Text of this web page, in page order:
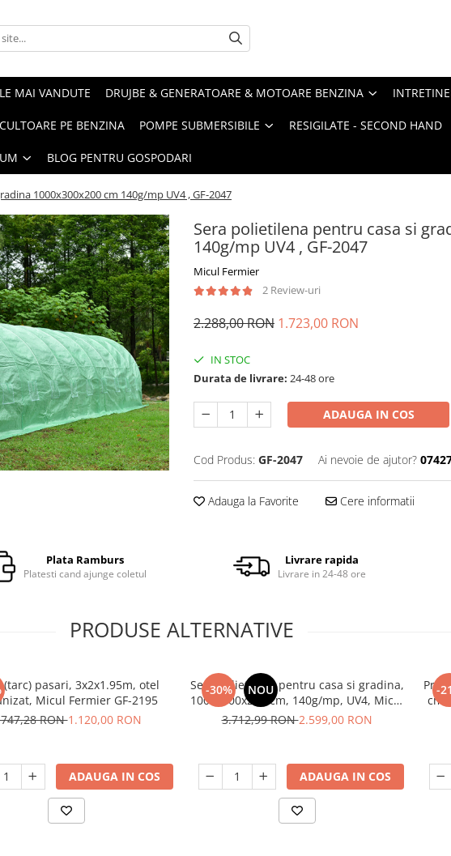
MAI VANDUTE DRUJBE & GENERATOARE & MOTOARE BENZINA
PE BENZINA POMPE SUBMERSIBILE RESIGILATE - SECOND HAND
BLOG PENTRU GOSPODARI
1000x300x200 cm 140g/mp UV4 , GF-2047
Sera polietilena pentru casa si
140g/mp UV4 , GF-2047
Micul Fermier
2 Review-uri
2.288,00 RON 1.723,00 RON
IN STOC
Durata de livrare: 24-48 ore
ADAUGA IN COS
Cod Produs: GF-2047 Ai nevoie de ajutor?
Adauga la Favorite Cere informatii
Plata Ramburs
Platesti cand ajunge coletul
Livrare rapida
Livrare in 24-48 ore
PRODUSE ALTERNATIVE
(tarc) pasari, 3x2x1.95m, otel
Micul Fermier GF-2195
RON1.120,00 RON
ADAUGA IN COS
-30% NOU
Sera polietilena pentru casa si gradina,
1000x400x250 cm, 140g/mp, UV4, Micul
Fermier GF-2406-S001-G01
3.712,99 RON2.599,00 RON
ADAUGA IN COS
-
cm,